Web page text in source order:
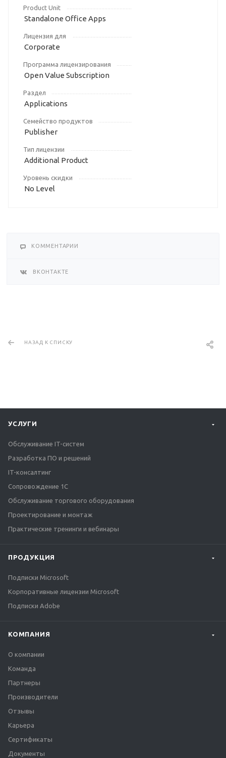
Product Unit
Standalone Office Apps
Лицензия для
Corporate
Программа лицензирования
Open Value Subscription
Раздел
Applications
Семейство продуктов
Publisher
Тип лицензии
Additional Product
Уровень скидки
No Level
КОММЕНТАРИИ
ВКОНТАКТЕ
НАЗАД К СПИСКУ
УСЛУГИ
Обслуживание IT-систем
Разработка ПО и решений
IT-консалтинг
Сопровождение 1С
Обслуживание торгового оборудования
Проектирование и монтаж
Практические тренинги и вебинары
ПРОДУКЦИЯ
Подписки Microsoft
Корпоративные лицензии Microsoft
Подписки Adobe
КОМПАНИЯ
О компании
Команда
Партнеры
Производители
Отзывы
Карьера
Сертификаты
Документы